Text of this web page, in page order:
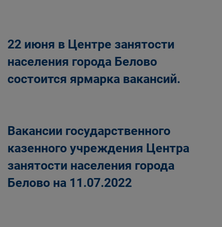
22 июня в Центре занятости
населения города Белово
состоится ярмарка вакансий.
Вакансии государственного
казенного учреждения Центра
занятости населения города
Белово на 11.07.2022